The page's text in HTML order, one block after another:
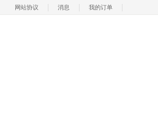
网站协议 消息 我的订单